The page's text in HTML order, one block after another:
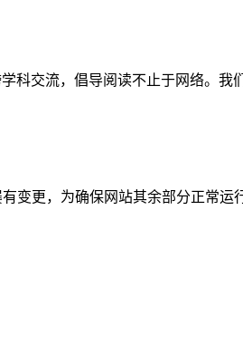
科交流，倡导阅读不止于网络。
变更，为确保网站其余部分正常